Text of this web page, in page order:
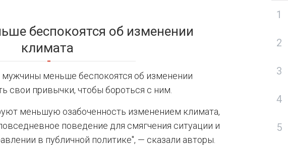
беспокоятся об изменении
климата
меньше беспокоятся об изменении
свои привычки, чтобы бороться с ним.
меньшую озабоченность изменением климата,
поведение для смягчения ситуации и
в публичной политике", — сказали авторы.
1
2
3
4
5